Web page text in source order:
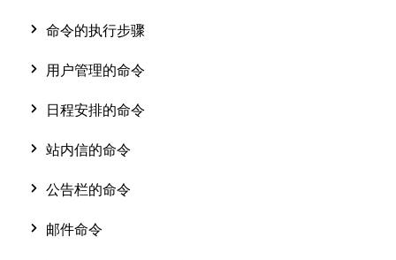
命令的执行步骤
用户管理的命令
日程安排的命令
站内信的命令
公告栏的命令
邮件命令